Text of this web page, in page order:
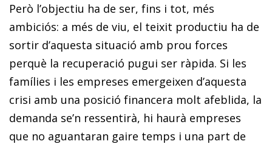
Però l’objectiu ha de ser, fins i tot, més
ambiciós: a més de viu, el teixit productiu ha de
sortir d’aquesta situació amb prou forces
perquè la recuperació pugui ser ràpida. Si les
famílies i les empreses emergeixen d’aquesta
crisi amb una posició financera molt afeblida, la
demanda se’n ressentirà, hi haurà empreses
que no aguantaran gaire temps i una part de